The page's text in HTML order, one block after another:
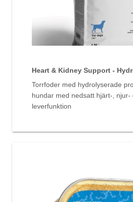
Heart & Kidney Support -
Torrfoder med hydrolyserade
hundar med nedsatt hjärt-, njur-
leverfunktion